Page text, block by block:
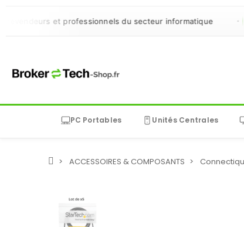
et professionnels du secteur informatique
PC Portables Unités Centrales
ACCESSOIRES & COMPOSANTS